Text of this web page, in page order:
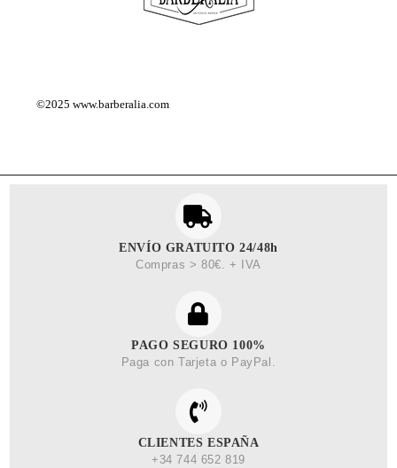
©2025www.barberalia.com
ENVÍO GRATUITO 24/48h
Compras > 80€. + IVA
PAGO SEGURO 100%
Paga con Tarjeta o PayPal.
CLIENTES ESPAÑA
+34 744 652 819